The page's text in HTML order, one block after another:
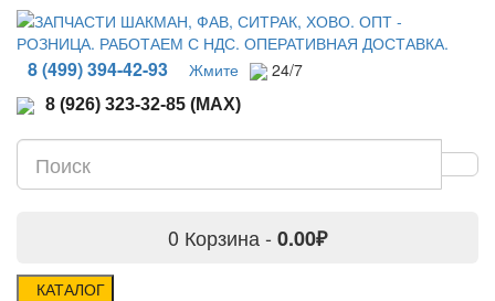
8 (499) 394-42-93 Жмите 24/7
8 (926) 323-32-85 (MAX)
0 Корзина - 0.00₽
КАТАЛОГ